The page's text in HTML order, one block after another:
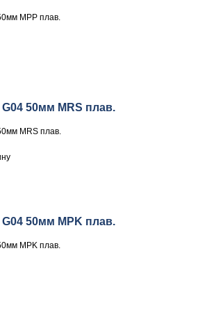
MPP плав.
50мм MRS плав.
MRS плав.
50мм MPK плав.
MPK плав.